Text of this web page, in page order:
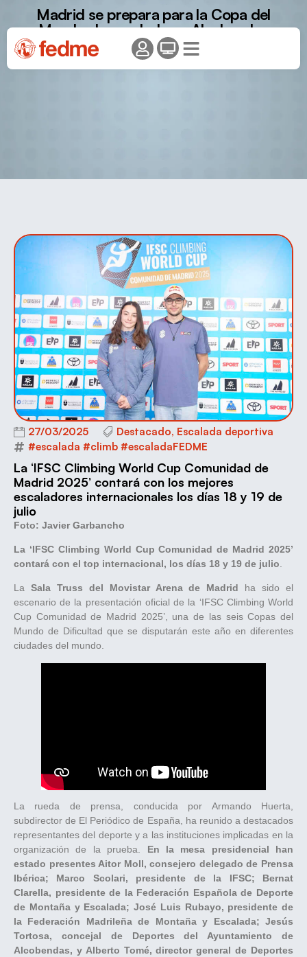
Madrid se prepara para la Copa del
Mundo de escalada en Alcobendas
27/03/2025 Destacado, Escalada deportiva
#escalada #climb #escaladaFEDME
La ‘IFSC Climbing World Cup Comunidad de
Madrid 2025’ contará con los mejores
escaladores internacionales los días 18 y 19 de
julio
Foto: Javier Garbancho
La ‘IFSC Climbing World Cup Comunidad de Madrid 2025’
contará con el top internacional, los días 18 y 19 de julio
La Sala Truss del Movistar Arena de Madrid ha sido el
escenario de la presentación oficial de la ‘IFSC Climbing World
Cup Comunidad de Madrid 2025’, una de las seis Copas del
Mundo de Dificultad que se disputarán este año en diferentes
ciudades del mundo.
La rueda de prensa, conducida por Armando Huerta,
subdirector de El Periódico de España, ha reunido a destacados
representantes del deporte y a las instituciones implicadas en la
organización de la prueba. En la mesa presidencial han
estado presentes Aitor Moll, consejero delegado de Prensa
Ibérica; Marco Scolari, presidente de la IFSC; Bernat
Clarella, presidente de la Federación Española de Deporte
de Montaña y Escalada; José Luis Rubayo, presidente de
la Federación Madrileña de Montaña y Escalada; Jesús
Tortosa, concejal de Deportes del Ayuntamiento de
Alcobendas, y Alberto Tomé, director general de Deportes